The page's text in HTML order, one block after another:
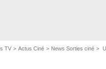
TV Actus Ciné News Sorties ciné